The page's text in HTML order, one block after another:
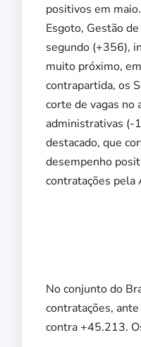
positivos em
Esgoto, Gestão
segundo (+356),
muito próximo,
contrapartida, os
corte de vagas no
administrativas (-
destacado, que
desempenho
contratações pela
No conjunto do
contratações,
contra +45.213.